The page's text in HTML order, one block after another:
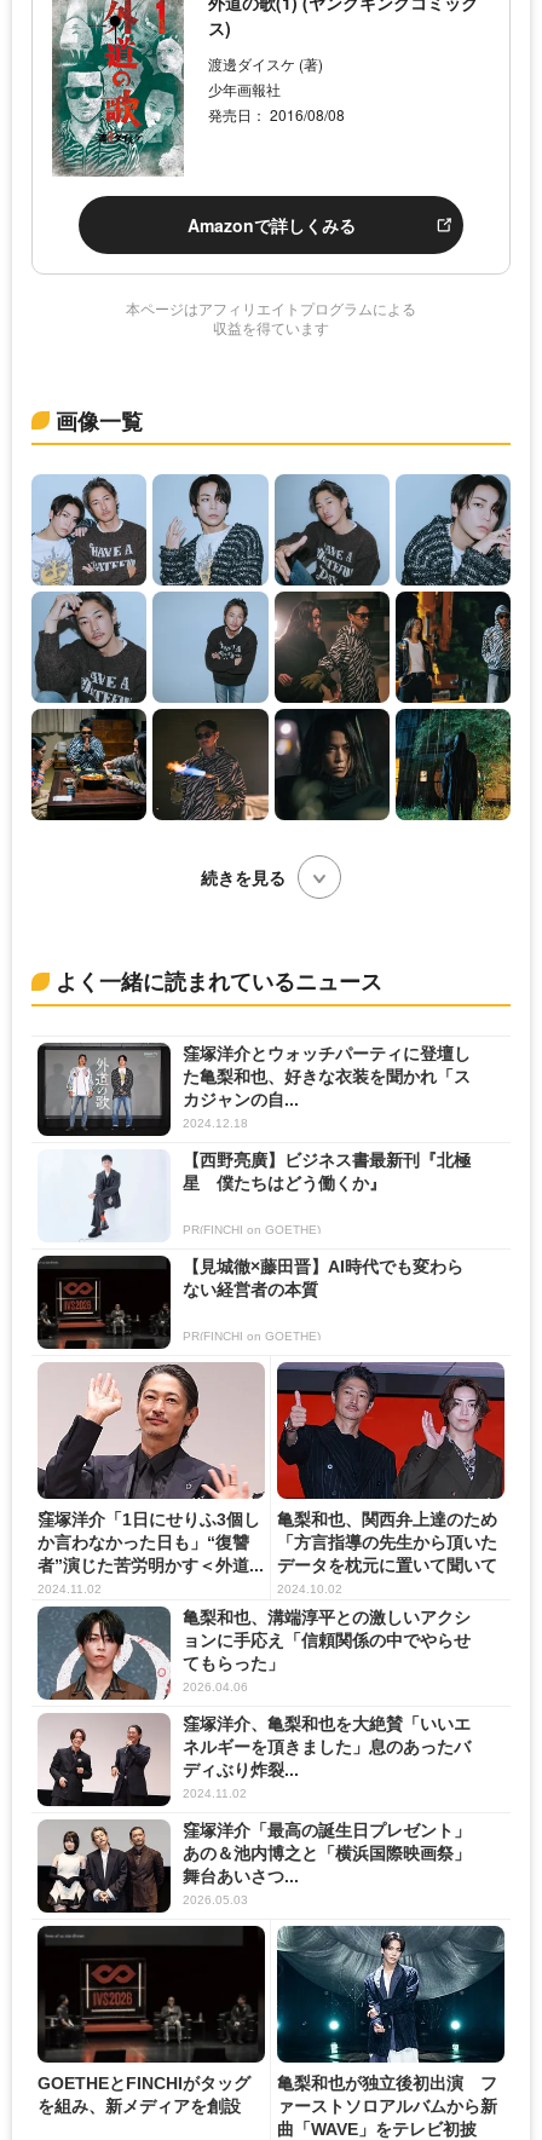
ス)
渡邊ダイスケ (著)
少年画報社
発売日： 2016/08/08
Amazonで詳しくみる
本ページはアフィリエイトプログラムによる
収益を得ています
画像一覧
続きを見る
よく一緒に読まれているニュース
窪塚洋介とウォッチパーティに登壇し
た亀梨和也、好きな衣装を聞かれ「ス
カジャンの自...
2024.12.18
【西野亮廣】ビジネス書最新刊『北極
星 僕たちはどう働くか』
PR(FINCHI on GOETHE)
【見城徹×藤田晋】AI時代でも変わら
ない経営者の本質
PR(FINCHI on GOETHE)
窪塚洋介「1日にせりふ3個し
か言わなかった日も」“復讐
者”演じた苦労明かす＜外道...
2024.11.02
亀梨和也、関西弁上達のため
「方言指導の先生から頂いた
データを枕元に置いて聞いて
い...
2024.10.02
亀梨和也、溝端淳平との激しいアクシ
ョンに手応え「信頼関係の中でやらせ
てもらった」
2026.04.06
窪塚洋介、亀梨和也を大絶賛「いいエ
ネルギーを頂きました」息のあったバ
ディぶり炸裂...
2024.11.02
窪塚洋介「最高の誕生日プレゼント」
あの＆池内博之と「横浜国際映画祭」
舞台あいさつ...
2026.05.03
GOETHEとFINCHIがタッグ
を組み、新メディアを創設
亀梨和也が独立後初出演 フ
ァーストソロアルバムから新
曲「WAVE」をテレビ初披